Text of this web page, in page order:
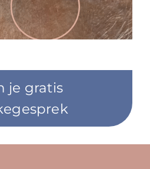
je gratis